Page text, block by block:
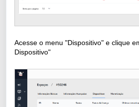
Acesse o menu "Dispositivo" e clique
Dispositivo"